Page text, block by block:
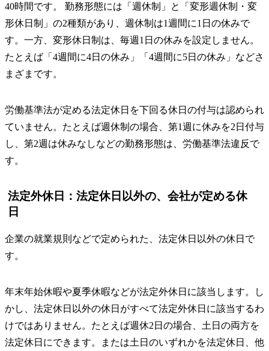
40時間です。 勤務形態には「週休制」と「変形週休制・変
形休日制」の2種類があり、週休制は1週間に1日の休みで
す。一方、変形休日制は、毎週1日の休みを設定しません。
たとえば「4週間に4日の休み」「4週間に5日の休み」などさ
まざまです。
労働基準法が定める法定休日を下回る休日の付与は認められ
ていません。たとえば週休制の場合、第1週に休みを2日付与
し、第2週は休みなしなどの勤務形態は、労働基準法違反で
す。
法定外休日：法定休日以外の、会社が定める休
日
企業の就業規則などで定められた、法定休日以外の休日で
す。
年末年始休暇や夏季休暇などが法定外休日に該当します。し
かし、法定休日以外の休日がすべて法定外休日に該当するわ
けではありません。たとえば週休2日の場合、土日の両方を
法定休日にできます。または土日のいずれかを法定休日、他